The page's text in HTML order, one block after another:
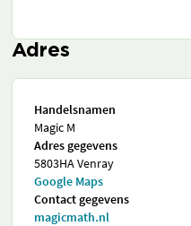
Adres
Handelsnamen
Magic M
Adres gegevens
5803HA Venray
Google Maps
Contact gegevens
magicmath.nl